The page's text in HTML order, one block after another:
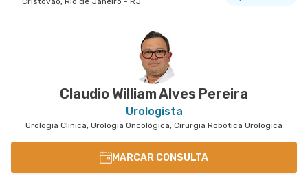
Claudio William Alves Pereira
Urologista
Urologia Clinica, Urologia Oncológica, Cirurgia Robótica Urológica
MARCAR CONSULTA